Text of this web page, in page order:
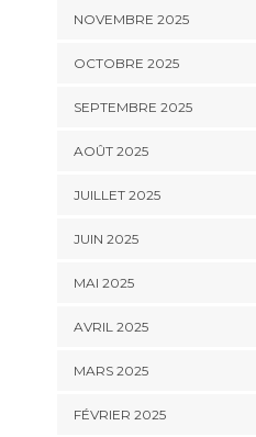
NOVEMBRE 2025
OCTOBRE 2025
SEPTEMBRE 2025
AOÛT 2025
JUILLET 2025
JUIN 2025
MAI 2025
AVRIL 2025
MARS 2025
FÉVRIER 2025